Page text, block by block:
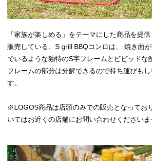
「家族が楽しめる」をテーマにした商品を提
販売している、S grill BBQコンロは、 焼き面
でいるような独特のS字フレームとビビッドな
フレームの部分は分解できるので持ち運びも
す。
※LOGOS商品は店頭のみでの販売となってお
いてはお近くの店舗にお問い合わせくださいま